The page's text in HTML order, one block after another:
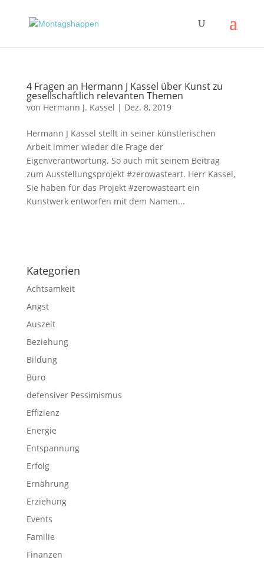
4 Fragen an Hermann J Kassel über Kunst zu
gesellschaftlich relevanten Themen
von Hermann J. Kassel | Dez. 8, 2019
Hermann J Kassel stellt in seiner künstlerischen
Arbeit immer wieder die Frage der
Eigenverantwortung. So auch mit seinem Beitrag
zum Ausstellungsprojekt #zerowasteart. Herr Kassel,
Sie haben für das Projekt #zerowasteart ein
Kunstwerk entworfen mit dem Namen...
Kategorien
Achtsamkeit
Angst
Auszeit
Beziehung
Bildung
Büro
defensiver Pessimismus
Effizienz
Energie
Entspannung
Erfolg
Ernährung
Erziehung
Events
Familie
Finanzen